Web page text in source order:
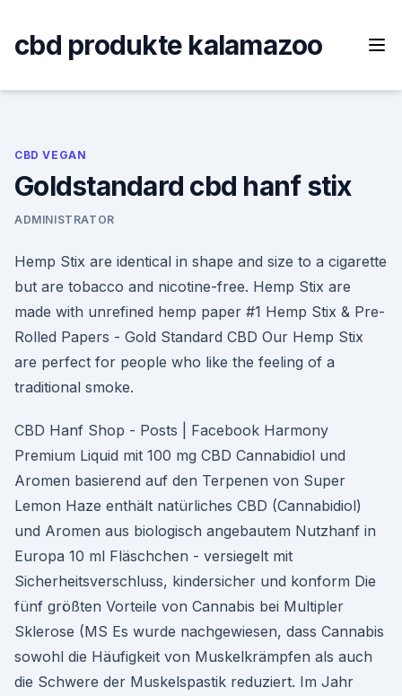
content
cbd produkte kalamazoo
CBD VEGAN
Goldstandard cbd hanf stix
ADMINISTRATOR
Hemp Stix are identical in shape and size to a cigarette
but are tobacco and nicotine-free. Hemp Stix are
made with unrefined hemp paper #1 Hemp Stix & Pre-
Rolled Papers - Gold Standard CBD Our Hemp Stix
are perfect for people who like the feeling of a
traditional smoke.
CBD Hanf Shop - Posts | Facebook Harmony
Premium Liquid mit 100 mg CBD Cannabidiol und
Aromen basierend auf den Terpenen von Super
Lemon Haze enthält natürliches CBD (Cannabidiol)
und Aromen aus biologisch angebautem Nutzhanf in
Europa 10 ml Fläschchen - versiegelt mit
Sicherheitsverschluss, kindersicher und konform Die
fünf größten Vorteile von Cannabis bei Multipler
Sklerose (MS Es wurde nachgewiesen, dass Cannabis
sowohl die Häufigkeit von Muskelkrämpfen als auch
die Schwere der Muskelspastik reduziert. Im Jahr